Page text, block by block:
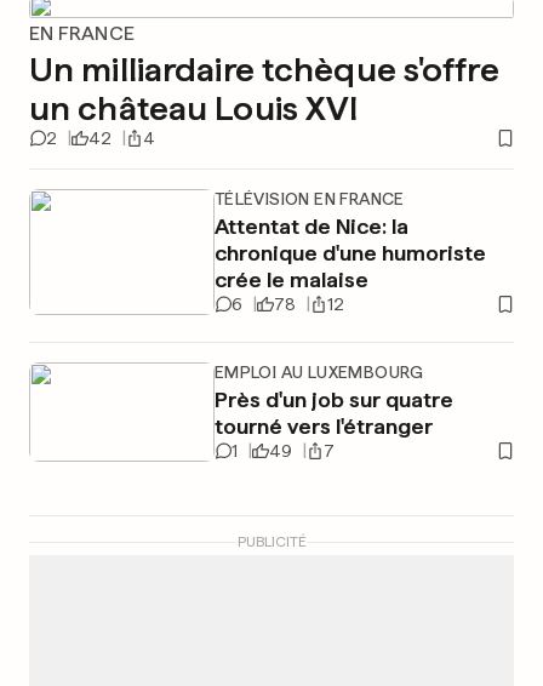
EN FRANCE
Un milliardaire tchèque s'offre
un château Louis XVI
2 42 4
TÉLÉVISION EN FRANCE
Attentat de Nice: la
chronique d'une humoriste
crée le malaise
6 78 12
EMPLOI AU LUXEMBOURG
Près d'un job sur quatre
tourné vers l'étranger
1 49 7
PUBLICITÉ